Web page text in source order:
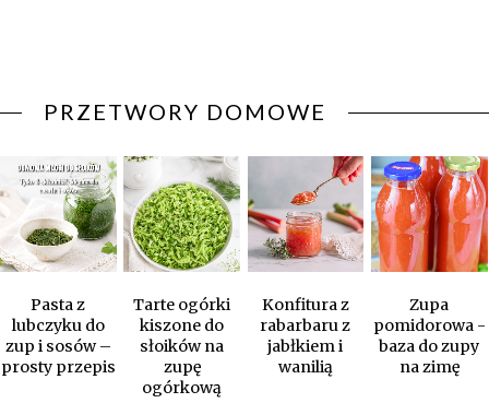
PRZETWORY DOMOWE
Pasta z
lubczyku do
zup i sosów –
prosty przepis
Tarte ogórki
kiszone do
słoików na
zupę
ogórkową
Konfitura z
rabarbaru z
jabłkiem i
wanilią
Zupa
pomidorowa -
baza do zupy
na zimę